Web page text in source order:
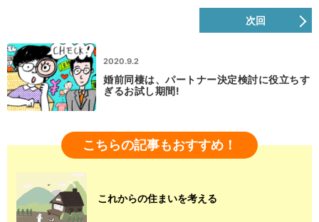
次回
2020.9.2
婚前同棲は、パートナー決定検討に役立ちす
ぎるお試し期間!
こちらの記事もおすすめ！
これからの住まいを考える